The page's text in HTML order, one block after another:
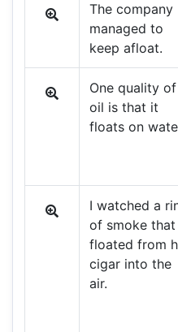
The company
managed to
keep afloat.
One quality of
oil is that it
floats on
I watched a
of smoke that
floated from
cigar into the
air.